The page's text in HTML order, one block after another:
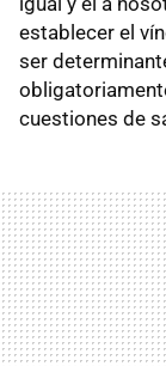
establecer el
ser
cuestiones de